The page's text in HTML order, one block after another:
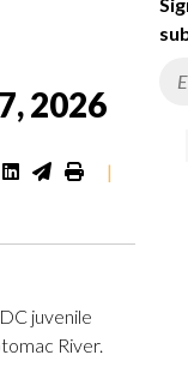
2026
|
juvenile
River.